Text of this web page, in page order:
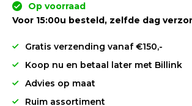
Op voorraad
Voor 15:00u besteld, zelfde dag
Gratis verzending vanaf €150,-
Koop nu en betaal later met Billink
Advies op maat
Ruim assortiment